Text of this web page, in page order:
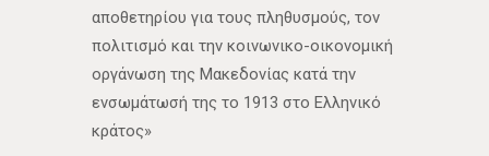
αποθετηρίου για τους πληθυσμούς, τον
πολιτισμό και την κοινωνικο-οικονομική
οργάνωση της Μακεδονίας κατά την
ενσωμάτωσή της το 1913 στο Ελληνικό
κράτος»